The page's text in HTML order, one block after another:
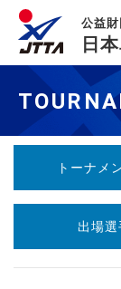
公益
日
トーナメ
出場選